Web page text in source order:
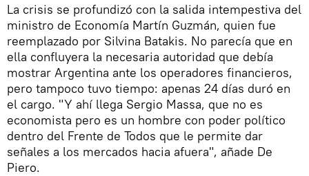
La crisis se profundizó con la salida intempestiva del
ministro de Economía Martín Guzmán, quien fue
reemplazado por Silvina Batakis. No parecía que en
ella confluyera la necesaria autoridad que debía
mostrar Argentina ante los operadores financieros,
pero tampoco tuvo tiempo: apenas 24 días duró en
el cargo. "Y ahí llega Sergio Massa, que no es
economista pero es un hombre con poder político
dentro del Frente de Todos que le permite dar
señales a los mercados hacia afuera", añade De
Piero.